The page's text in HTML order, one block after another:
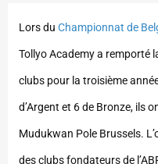
Lors du Championnat de
Tollyo Academy a remporté
clubs pour la troisième
d’Argent et 6 de Bronze, ils
Mudukwan Pole Brussels.
des clubs fondateurs de